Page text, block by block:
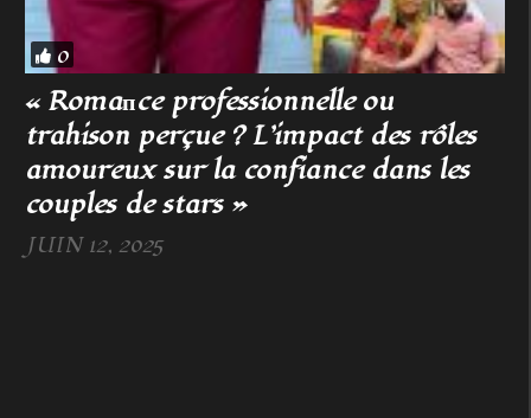
0
« Romaпce professionnelle ou
trahison perçue ? L’impact des rôles
amoureux sur la confiance dans les
couples de stars »
JUIN 12, 2025